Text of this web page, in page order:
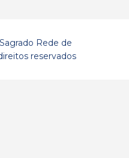
Rede de
reservados